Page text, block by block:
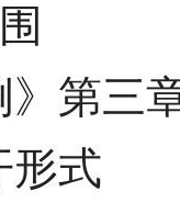
》第三
形式